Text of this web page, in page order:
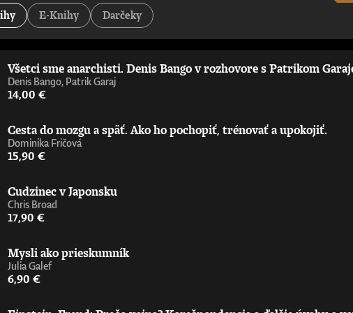
najdôležitejších a najzaujímavejších príspevkov k debate o umelej inteligencii –
The Rest Is Politics„Strhujúca kniha o umelej inteligencii od človeka, ktorý sa
aj keď nemáte technické vzdelanie. Úprimne odporúčam.“ - Wendy Hall,
príležitosťami, výzvami, nebezpečenstvami a benefitmi, ktoré prináša
predsedníčka Ada Lovelace Institute„Richard Susskind je majster
upriamiť pozornosť na čoraz výkonnejšiu umelú inteligenciu zajtrajška.
zaoberá už celé desaťročia. Nemusíte súhlasiť s jeho závermi ani s
profesor informatiky, Oxfordská univerzita
E-Knihy Darčeky
Všetci sme anarchisti. Denis Bango v rozhovore s Patrikom
Denis Bango, Patrik Garaj
14,00 €
Cesta do mozgu a späť. Ako ho pochopiť, trénovať a upokojiť.
Dominika Fričová
15,90 €
Cudzinec v Japonsku
Chris Broad
17,90 €
Mysli ako prieskumník
Julia Galef
6,90 €